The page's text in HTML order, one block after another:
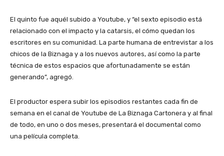
El quinto fue aquél subido a Youtube, y “el sexto episodio está
relacionado con el impacto y la catarsis, el cómo quedan los
escritores en su comunidad. La parte humana de entrevistar a los
chicos de la Biznaga y a los nuevos autores, así como la parte
técnica de estos espacios que afortunadamente se están
generando”, agregó.
El productor espera subir los episodios restantes cada fin de
semana en el canal de Youtube de La Biznaga Cartonera y al final
de todo, en uno o dos meses, presentará el documental como
una película completa.